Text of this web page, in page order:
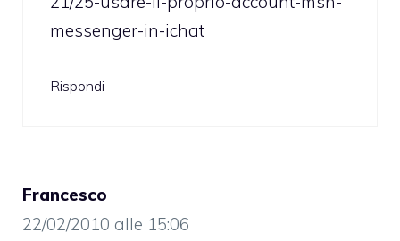
messenger-in-ichat
Rispondi
Francesco
22/02/2010 alle 15:06